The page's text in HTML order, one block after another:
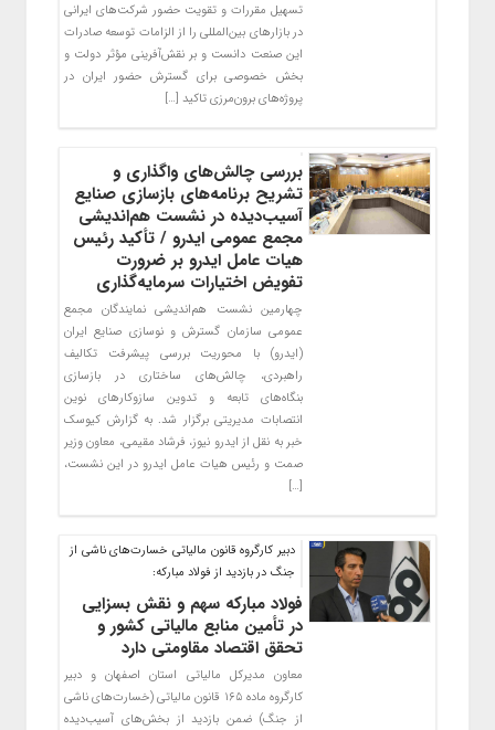
تسهیل مقررات و تقویت حضور شرکت‌های ایرانی
در بازارهای بین‌المللی را از الزامات توسعه صادرات
این صنعت دانست و بر نقش‌آفرینی مؤثر دولت و
بخش خصوصی برای گسترش حضور ایران در
پروژه‌های برون‌مرزی تاکید […]
بررسی چالش‌های واگذاری و
تشریح برنامه‌های بازسازی صنایع
آسیب‌دیده در نشست هم‌اندیشی
مجمع عمومی ایدرو / تأکید رئیس
هیات عامل ایدرو بر ضرورت
تفویض اختیارات سرمایه‌گذاری
چهارمین نشست هم‌اندیشی نمایندگان مجمع
عمومی سازمان گسترش و نوسازی صنایع ایران
(ایدرو) با محوریت بررسی پیشرفت تکالیف
راهبردی، چالش‌های ساختاری در بازسازی
بنگاه‌های تابعه و تدوین سازوکارهای نوین
انتصابات مدیریتی برگزار شد. به گزارش کیوسک
خبر به نقل از ایدرو نیوز، فرشاد مقیمی، معاون وزیر
صمت و رئیس هیات عامل ایدرو در این نشست،
[…]
دبیر کارگروه قانون مالیاتی خسارت‌های ناشی از
جنگ در بازدید از فولاد مبارکه:
فولاد مبارکه سهم و نقش بسزایی
در تأمین منابع مالیاتی کشور و
تحقق اقتصاد مقاومتی دارد
معاون مدیرکل مالیاتی استان اصفهان و دبیر
کارگروه ماده ۱۶۵ قانون مالیاتی (خسارت‌های ناشی
از جنگ) ضمن بازدید از بخش‌های آسیب‌دیده